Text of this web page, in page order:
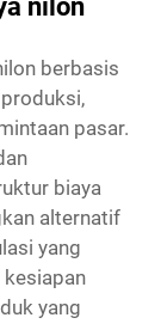
nilon
berbasis
pasar.
biaya
alternatif
yang
kesiapan
yang